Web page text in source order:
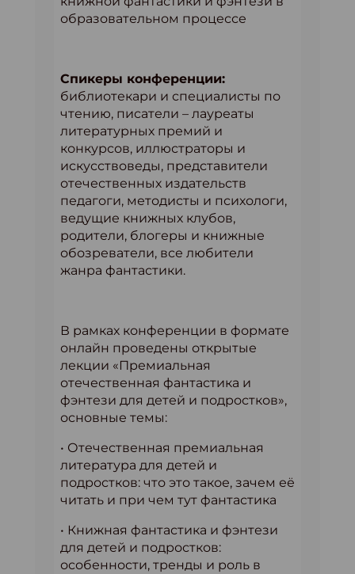
образовательном процессе
Спикеры конференции:
библиотекари и специалисты по
чтению, писатели – лауреаты
литературных премий и
конкурсов, иллюстраторы и
искусствоведы, представители
отечественных издательств
педагоги, методисты и психологи,
ведущие книжных клубов,
родители, блогеры и книжные
обозреватели, все любители
жанра фантастики.
В рамках конференции в формате
онлайн проведены открытые
лекции «Премиальная
отечественная фантастика и
фэнтези для детей и подростков»,
основные темы:
• Отечественная премиальная
литература для детей и
подростков: что это такое, зачем её
читать и при чем тут фантастика
• Книжная фантастика и фэнтези
для детей и подростков:
особенности, тренды и роль в